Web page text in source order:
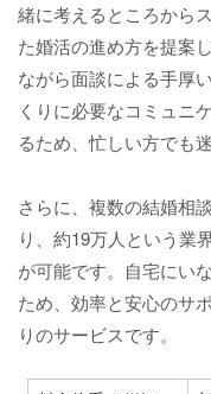
緒に考えるところから
た婚活の進め方を提案
ながら面談による手厚
くりに必要なコミュニ
るため、忙しい方でも
さらに、複数の結婚相
り、約19万人という業
が可能です。自宅にい
ため、効率と安心のサ
りのサービスです。